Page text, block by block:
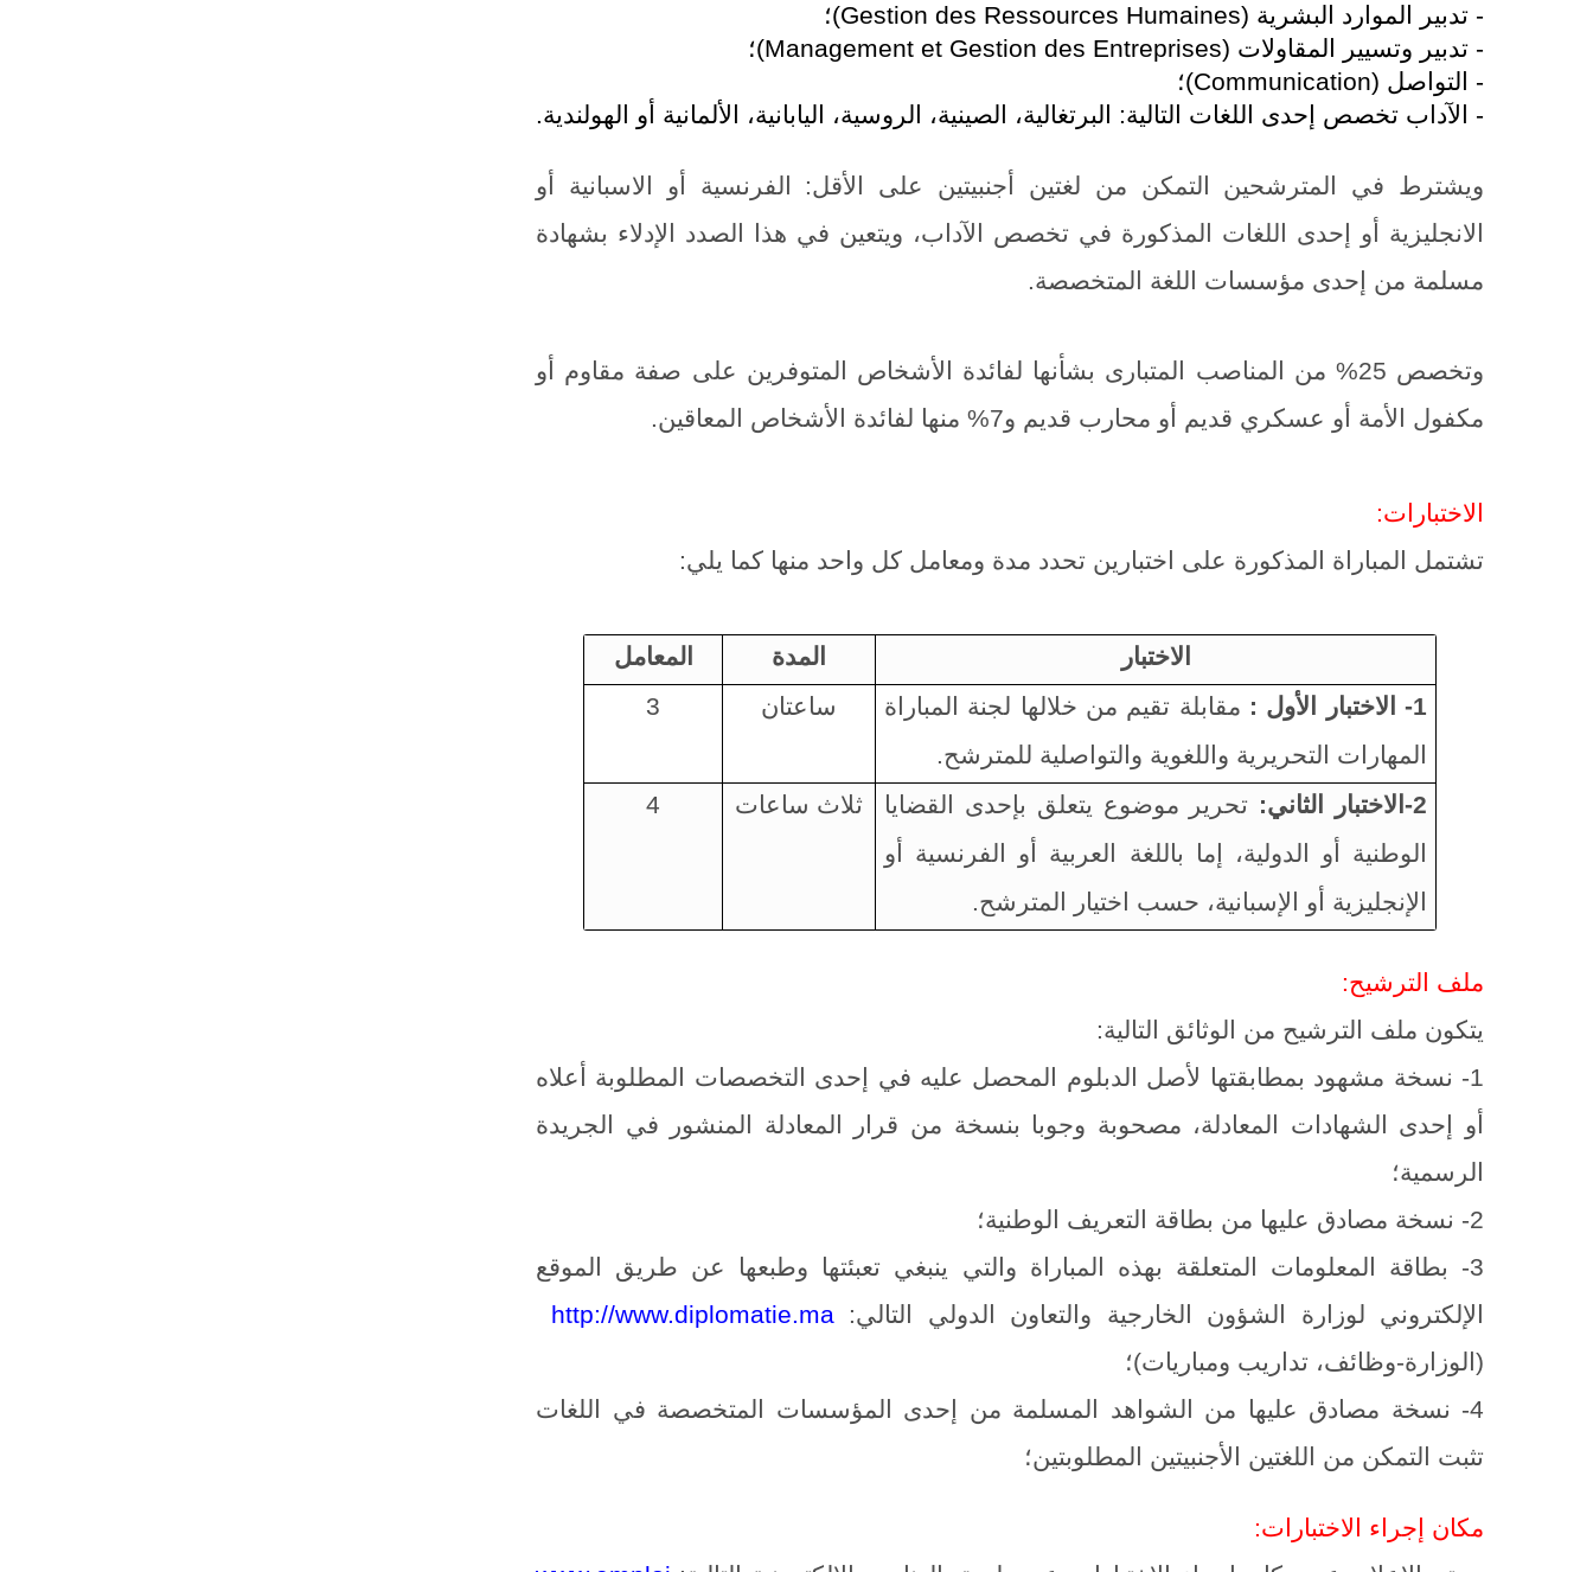
- تدبير الموارد البشرية (Gestion des Ressources Humaines)؛
- تدبير وتسيير المقاولات (Management et Gestion des Entreprises)؛
- التواصل (Communication)؛
- الآداب تخصص إحدى اللغات التالية: البرتغالية، الصينية، الروسية، اليابانية، الألمانية أو الهولندية.
ويشترط في المترشحين التمكن من لغتين أجنبيتين على الأقل: الفرنسية أو الاسبانية أو
الانجليزية أو إحدى اللغات المذكورة في تخصص الآداب، ويتعين في هذا الصدد الإدلاء بشهادة
مسلمة من إحدى مؤسسات اللغة المتخصصة.
وتخصص 25% من المناصب المتبارى بشأنها لفائدة الأشخاص المتوفرين على صفة مقاوم أو
مكفول الأمة أو عسكري قديم أو محارب قديم و7% منها لفائدة الأشخاص المعاقين.
الاختبارات:
تشتمل المباراة المذكورة على اختبارين تحدد مدة ومعامل كل واحد منها كما يلي:
الاختبار المدة
المعامل
1- الاختبار الأول :
مقابلة تقيم من خلالها لجنة المباراة
المهارات التحريرية واللغوية والتواصلية للمترشح.
ساعتان 3
2-الاختبار الثاني:
تحرير موضوع يتعلق بإحدى القضايا
الوطنية أو الدولية، إما باللغة العربية أو الفرنسية أو
الإنجليزية أو الإسبانية، حسب اختيار المترشح.
ثلاث ساعات 4
ملف الترشيح:
يتكون ملف الترشيح من الوثائق التالية:
1- نسخة مشهود بمطابقتها لأصل الدبلوم المحصل عليه في إحدى التخصصات المطلوبة أعلاه
أو إحدى الشهادات المعادلة، مصحوبة وجوبا بنسخة من قرار المعادلة المنشور في الجريدة
الرسمية؛
2- نسخة مصادق عليها من بطاقة التعريف الوطنية؛
3- بطاقة المعلومات المتعلقة بهذه المباراة والتي ينبغي تعبئتها وطبعها عن طريق الموقع
الإلكتروني لوزارة الشؤون الخارجية والتعاون الدولي التالي:http://www.diplomatie.ma
(الوزارة-وظائف، تداريب ومباريات)؛
4- نسخة مصادق عليها من الشواهد المسلمة من إحدى المؤسسات المتخصصة في اللغات
تثبت التمكن من اللغتين الأجنبيتين المطلوبتين؛
مكان إجراء الاختبارات: